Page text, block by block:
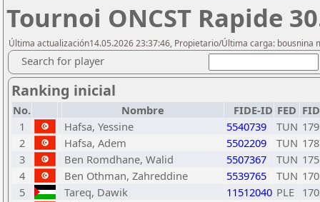
Tournoi ONCST Rapide
Última actualización14.05.2026 23:37:46, Propietario/Última carga: bousnina
Search for player
Ranking inicial
No. Nombre FIDE-ID FED
1
Hafsa, Yessine 5540739 TUN
2
Hafsa, Adem 5502209 TUN
3
Ben Romdhane, Walid 5507367 TUN
4
Ben Othman, Zahreddine 5539765 TUN
5
Tareq, Dawik 11512040 PLE